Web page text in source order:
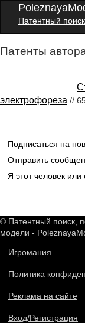
Патентный поиск
Патенты
электрофореза //
Подписаться на
Отправить
Я этот человек или
© Патентный поиск,
модели -
Игромания
Политика
Реклама на сайте
Вход/Регистрация